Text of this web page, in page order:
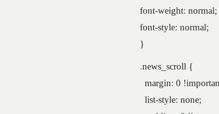
font-weight: normal;
font-style: normal;
}
.news_scroll {
margin: 0
list-style: none;